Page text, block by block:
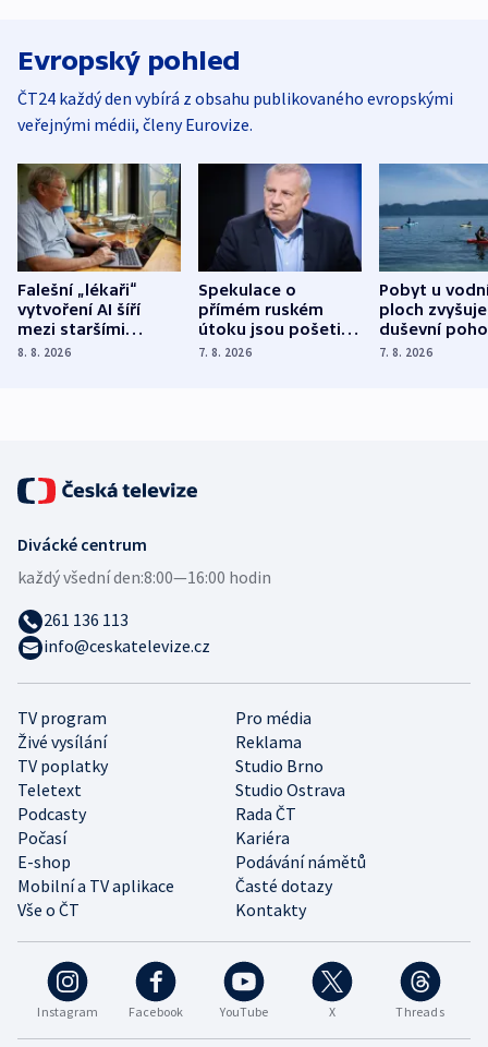
Evropský pohled
ČT24 každý den vybírá z obsahu publikovaného evropskými
veřejnými médii, členy Eurovize.
Falešní „lékaři“
vytvoření AI šíří
mezi staršími
Poláky nebezpečné
8. 8. 2026
Spekulace o
přímém ruském
útoku jsou pošetilé,
míní estonský
7. 8. 2026
Pobyt u
ploch zvyšuje
duševní
ukázala
7. 8. 2026
Instagram Facebook YouTube X Threads
TV program
Pro média
Živé vysílání
Reklama
TV poplatky
Studio Brno
Teletext
Studio Ostrava
Podcasty
Rada ČT
Počasí
Kariéra
E-shop
Podávání námětů
Mobilní a TV aplikace
Časté dotazy
Vše o ČT
Kontakty
Divácké centrum
každý všední den:8:00—16:00 hodin
261 136 113
info@ceskatelevize.cz